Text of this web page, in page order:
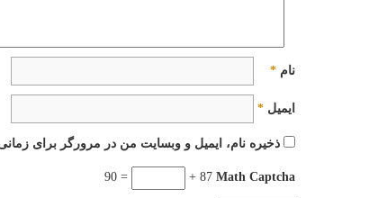
نام *
ایمیل *
ذخیره نام، ایمیل و وبسایت من در مرورگر برای
Math Captcha
87 +
= 90